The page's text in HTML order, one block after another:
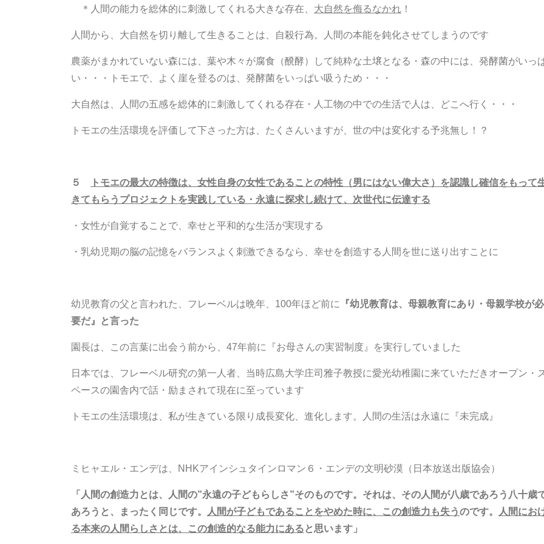
＊人間の能力を総体的に刺激してくれる大きな存在、 大自然を侮るなかれ ！
人間から、大自然を切り離して生きることは、自殺行為。人間の本能を鈍化させてしまうのです
農薬がまかれていない森には、葉や木々が腐食（醗酵）して純粋な土壌となる・森の中には、発酵菌がいっ
い・・・トモエで、よく崖を登るのは、発酵菌をいっぱい吸うため・・・
大自然は、人間の五感を総体的に刺激してくれる存在・人工物の中での生活で人は、どこへ行く・・・
トモエの生活環境を評価して下さった方は、たくさんいますが、世の中は変化する予兆無し！？
５ トモエの最大の特徴は、女性自身の女性であることの特性（男にはない偉大さ）を認識し確信を もって
きてもらうプロジェクトを実践している・永遠に探求し続けて、次世代に伝達する
・女性が自覚することで、幸せと平和的な生活が実現する
・乳幼児期の脳の記憶をバランスよく刺激できるなら、幸せを創造する人間を世に送り出すことに
幼児教育の父と言われた、フレーベルは晩年、100年ほど前に
『幼児教育は、母親教育にあり・母親学校が必
要だ』と言った
園長は、この言葉に出会う前から、47年前に『お母さんの実習制度』を実行していました
日本では、フレーベル研究の第一人者、当時広島大学庄司雅子教授に愛光幼稚園に来ていただき オープン・
ペースの園舎内で話・励まされて現在に至っています
トモエの生活環境は、私が生きている限り成長変化、進化します。人間の生活は永遠に『未完成』
ミヒャエル・エンデは、NHKアインシュタインロマン６・エンデの文明砂漠（日本放送出版協会）
「人間の創造力とは、人間の”永遠の子どもらしさ”そのものです。それは、その人間が八歳であろう八十歳
あろうと、まったく同じです。
人間が子どもであることをやめた時に、この創造力も失うのです。
人間にお
る本来の人間らしさとは、この創造的なる能力にあると思います」